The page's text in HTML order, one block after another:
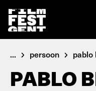
... persoon pablo
PABLO